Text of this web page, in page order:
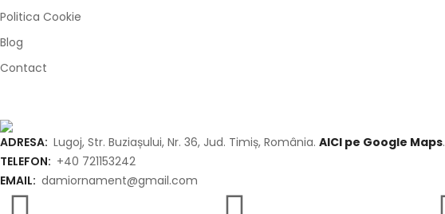
Politica Cookie
Blog
Contact
ADRESA: Lugoj, Str. Buziașului, Nr. 36, Jud. Timiș, România. AICI pe Google Maps.
TELEFON: +40 721153242
EMAIL: damiornament@gmail.com